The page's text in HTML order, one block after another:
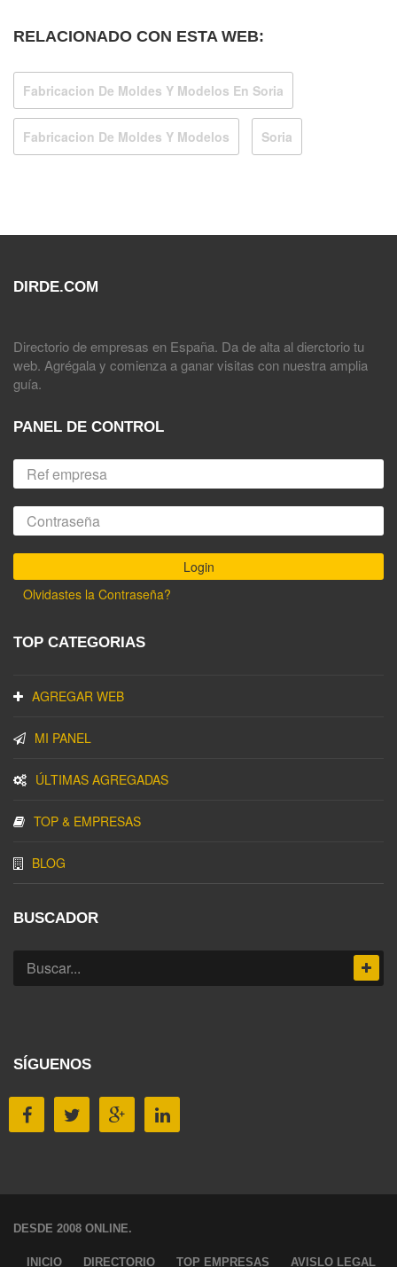
RELACIONADO CON ESTA WEB:
Fabricacion De Moldes Y Modelos En Soria
Fabricacion De Moldes Y Modelos Soria
DIRDE.COM
Directorio de empresas en España. Da de alta al dierctorio tu
web. Agrégala y comienza a ganar visitas con nuestra amplia
guía.
PANEL DE CONTROL
Olvidastes la Contraseña?
TOP CATEGORIAS
AGREGAR WEB
MI PANEL
ÚLTIMAS AGREGADAS
TOP & EMPRESAS
BLOG
BUSCADOR
SÍGUENOS
DESDE 2008 ONLINE.
INICIO DIRECTORIO TOP EMPRESAS AVISLO LEGAL